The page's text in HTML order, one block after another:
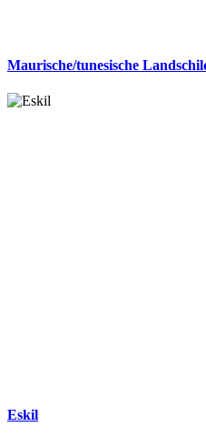
Maurische/tunesische
Eskil